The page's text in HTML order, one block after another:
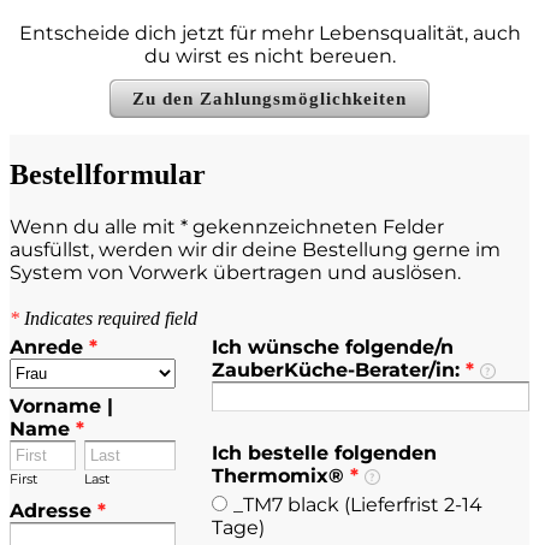
Entscheide dich jetzt für mehr Lebensqualität, auch
du wirst es nicht bereuen.
Zu den Zahlungsmöglichkeiten
Bestellformular
Wenn du alle mit * gekennzeichneten Felder
ausfüllst, werden wir dir deine Bestellung gerne im
System von Vorwerk übertragen und auslösen.
* Indicates required field
Anrede *
Vorname |
Name *
First Last
Adresse *
Ich wünsche folgende/n
ZauberKüche-Berater/in: *
Ich bestelle folgenden
Thermomix® *
_TM7 black (Lieferfrist 2-14
Tage)